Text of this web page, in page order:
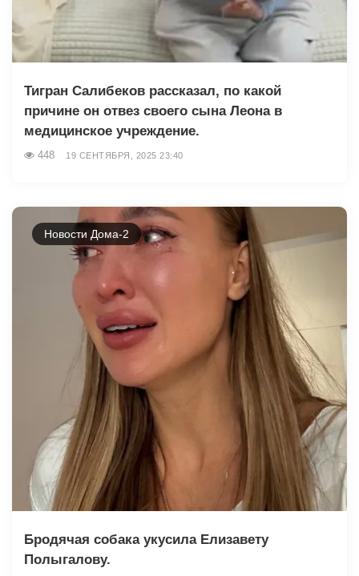
Тигран Салибеков рассказал, по какой
причине он отвез своего сына Леона в
медицинское учреждение.
448 19 СЕНТЯБРЯ, 2025 23:40
Новости Дома-2
Бродячая собака укусила Елизавету
Полыгалову.